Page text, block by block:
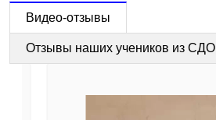
Видео-отзывы
Отзывы наших учеников из СДО